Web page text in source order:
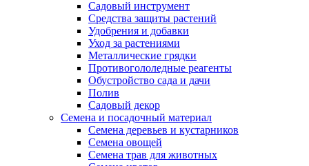
Садовый инструмент
Средства защиты растений
Удобрения и добавки
Уход за растениями
Металлические грядки
Противогололедные реагенты
Обустройство сада и дачи
Полив
Садовый декор
Семена и посадочный материал
Семена деревьев и кустарников
Семена овощей
Семена трав для животных